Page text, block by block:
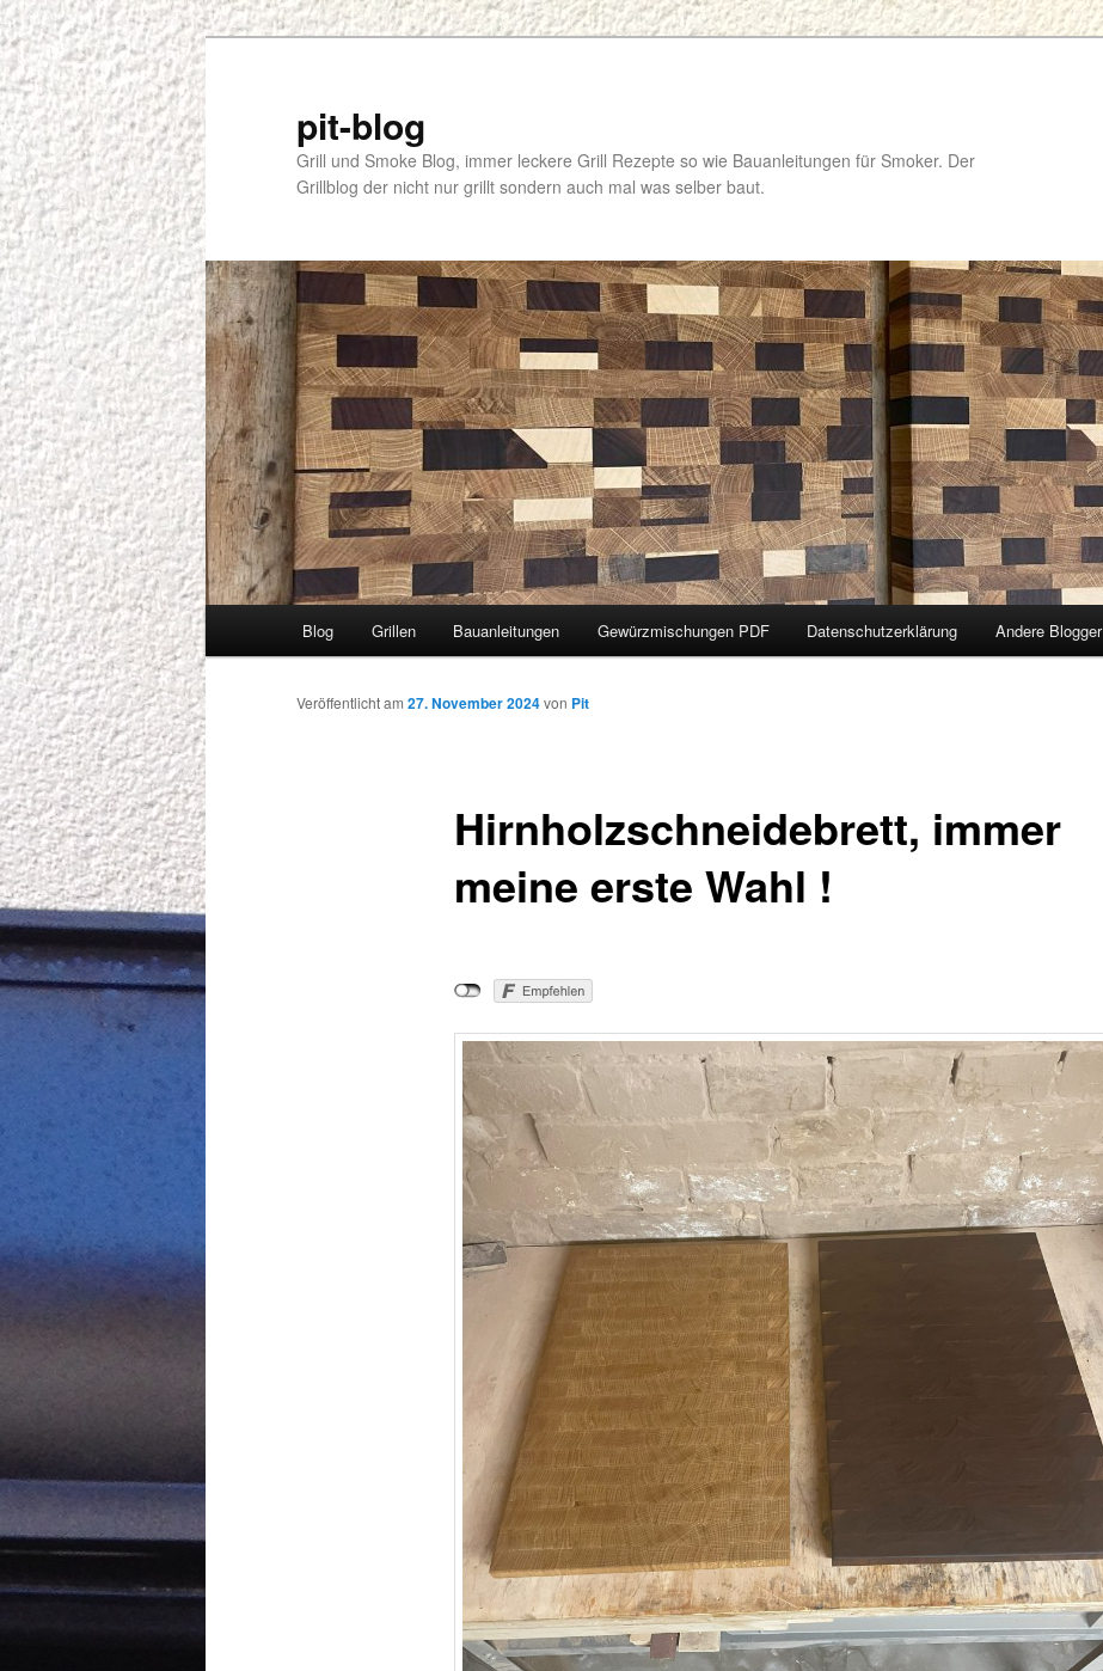
Zum
Inhalt
wechseln
pit-blog
Grill und Smoke Blog, immer leckere Grill Rezepte so wie Bauanleitungen für Smoker. Der
Grillblog der nicht nur grillt sondern auch mal was selber baut.
Blog Grillen Bauanleitungen Gewürzmischungen PDF Datenschutzerklärung Andere Blogger
Hirnholzschneidebrett, immer
meine erste Wahl !
Veröffentlicht am 27. November 2024von Pit